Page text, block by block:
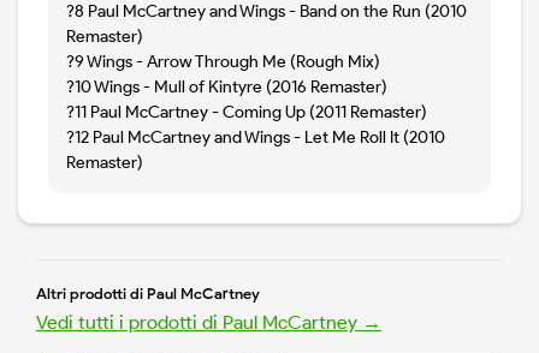
?8 Paul McCartney and Wings - Band on the Run (2010
Remaster)
?9 Wings - Arrow Through Me (Rough Mix)
?10 Wings - Mull of Kintyre (2016 Remaster)
?11 Paul McCartney - Coming Up (2011 Remaster)
?12 Paul McCartney and Wings - Let Me Roll It (2010
Remaster)
Altri prodotti di Paul McCartney
Vedi tutti i prodotti di Paul McCartney →